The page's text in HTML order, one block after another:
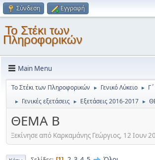
Σύνδεση Εγγραφή
Το Στέκι των
Πληροφορικών
Main Menu
Το Στέκι των Πληροφορικών ► Γενικό Λύκειο ►
► Γενικές εξετάσεις ► Εξετάσεις 2016-2017 ►
ΘΕΜΑ Β
Ξεκίνησε από Καρκαμάνης Γεώργιος, 12 Ιουν